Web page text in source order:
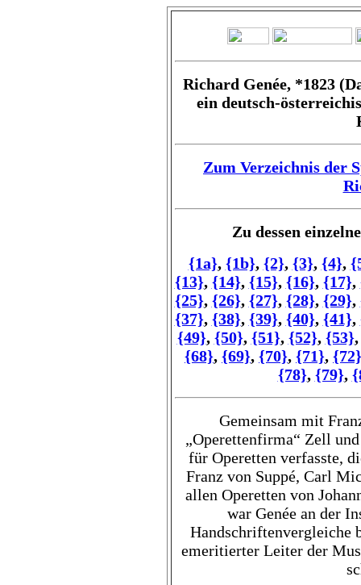
Richard Genée, *1823
ein deutsch-
Zum Verzeichnis der
Zu dessen
{1a}, {1b}, {2}, {3}, {4},
{13}, {14}, {15}, {16}, {17},
{25}, {26}, {27}, {28}, {29},
{37}, {38}, {39}, {40}, {41},
{49}, {50}, {51}, {52}, {53}
{68}, {69}, {70}, {71}, {72}
{78}, {79},
Gemeinsam mit
„Operettenfirma“ Zell
für Operetten verfasste,
Franz von Suppé, Carl
allen Operetten von
war Genée an der
Handschriftenvergleiche
emeritierter Leiter der